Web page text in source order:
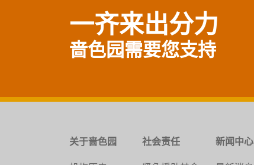
一齐来出分力
啬色园需要您支持
关于啬色园
社会责任
新闻中心